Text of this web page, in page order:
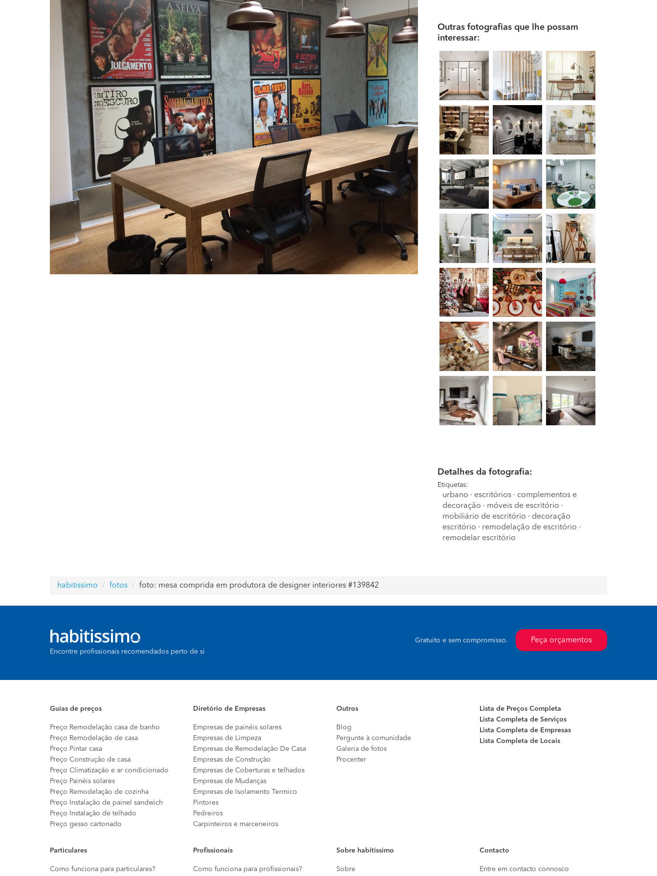
Outras fotografias que lhe possam
interessar:
Detalhes da fotografia:
Etiquetas:
urbano · escritórios · complementos e
decoração · móveis de escritório ·
mobiliário de escritório · decoração
escritório · remodelação de escritório ·
remodelar escritório
habitissimo fotos foto: mesa comprida em produtora de designer interiores #139842
Encontre profissionais recomendados perto de si
Peça orçamentos
Gratuito e sem compromisso.
Guias de preços
Preço Remodelação casa de banho
Preço Remodelação de casa
Preço Pintar casa
Preço Construção de casa
Preço Climatização e ar condicionado
Preço Painéis solares
Preço Remodelação de cozinha
Preço Instalação de painel sandwich
Preço Instalação de telhado
Preço gesso cartonado
Diretório de Empresas
Empresas de painéis solares
Empresas de Limpeza
Empresas de Remodelação De Casa
Empresas de Construção
Empresas de Coberturas e telhados
Empresas de Mudanças
Empresas de Isolamento Termico
Pintores
Pedreiros
Carpinteiros e marceneiros
Outros
Blog
Pergunte à comunidade
Galeria de fotos
Procenter
Lista de Preços Completa
Lista Completa de Serviços
Lista Completa de Empresas
Lista Completa de Locais
Particulares
Como funciona para particulares?
Profissionais
Como funciona para profissionais?
Sobre habitissimo
Sobre
Contacto
Entre em contacto connosco